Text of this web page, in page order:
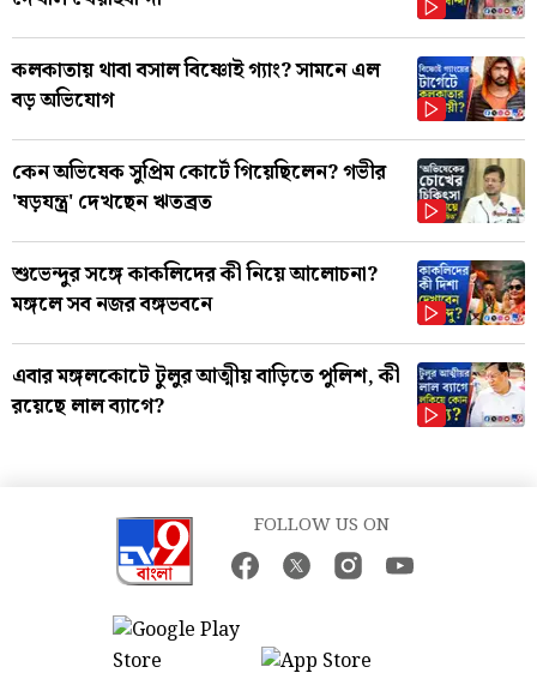
কলকাতায় থাবা বসাল বিষ্ণোই গ্যাং? সামনে এল
বড় অভিযোগ
কেন অভিষেক সুপ্রিম কোর্টে গিয়েছিলেন? গভীর
'ষড়যন্ত্র' দেখছেন ঋতব্রত
শুভেন্দুর সঙ্গে কাকলিদের কী নিয়ে আলোচনা?
মঙ্গলে সব নজর বঙ্গভবনে
এবার মঙ্গলকোটে টুলুর আত্মীয় বাড়িতে পুলিশ, কী
রয়েছে লাল ব্যাগে?
FOLLOW US ON